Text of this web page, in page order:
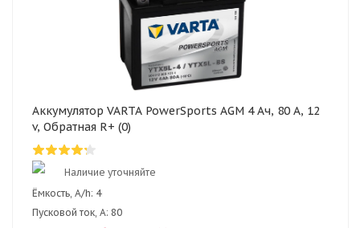
Аккумулятор VARTA PowerSports AGM 4 Ач, 80 А, 12
v, Обратная R+ (0)
Наличие уточняйте
Ёмкость, A/h: 4
Пусковой ток, А: 80